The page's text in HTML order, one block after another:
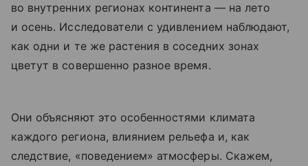
во внутренних регионах континента — на лето
и осень. Исследователи с удивлением наблюдают,
как одни и те же растения в соседних зонах
цветут в совершенно разное время.
Они объясняют это особенностями климата
каждого региона, влиянием рельефа и, как
следствие, «поведением» атмосферы. Скажем,